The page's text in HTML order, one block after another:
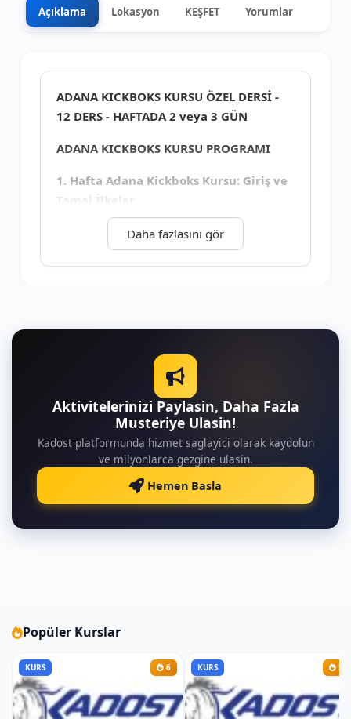
Açıklama Lokasyon KEŞFET Yorumlar
ADANA KICKBOKS KURSU ÖZEL DERSİ -
12 DERS - HAFTADA 2 veya 3 GÜN
ADANA KICKBOKS KURSU PROGRAMI
1. Hafta Adana Kickboks Kursu: Giriş ve
Temel İlkeler
Kickboks Tanışma ve Isınma Egzersizleri
Katılımcılarla tanışma, salon kuralları
Kickboks Temel Bilgileri
Kickboks'un tanımı ve tarihçesi
Temel kickboks kuralları ve güvenlik
önlemleri
2. Hafta Adana Kickboks Kursu: Temel
Teknikler ve Duruşlar
Temel Vuruş Teknikleri:
Roundhouse Kick: Dairesel tekme.
Side Kick: Yan tekme.
Back Kick: Geriye tekme.
Temel Bloklama Teknikleri:
Daha fazlasını gör
Aktivitelerinizi Paylasin, Daha Fazla
Musteriye Ulasin!
Kadost platformunda hizmet saglayici olarak kaydolun
ve milyonlarca gezgine ulasin.
Hemen Basla
Popüler Kurslar
KURS 6 KURS 5